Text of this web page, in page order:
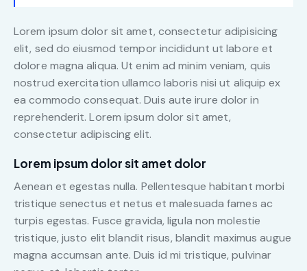
Lorem ipsum dolor sit amet, consectetur adipisicing
elit, sed do eiusmod tempor incididunt ut labore et
dolore magna aliqua. Ut enim ad minim veniam, quis
nostrud exercitation ullamco laboris nisi ut aliquip ex
ea commodo consequat. Duis aute irure dolor in
reprehenderit. Lorem ipsum dolor sit amet,
consectetur adipiscing elit.
Lorem ipsum dolor sit amet dolor
Aenean et egestas nulla. Pellentesque habitant morbi
tristique senectus et netus et malesuada fames ac
turpis egestas. Fusce gravida, ligula non molestie
tristique, justo elit blandit risus, blandit maximus augue
magna accumsan ante. Duis id mi tristique, pulvinar